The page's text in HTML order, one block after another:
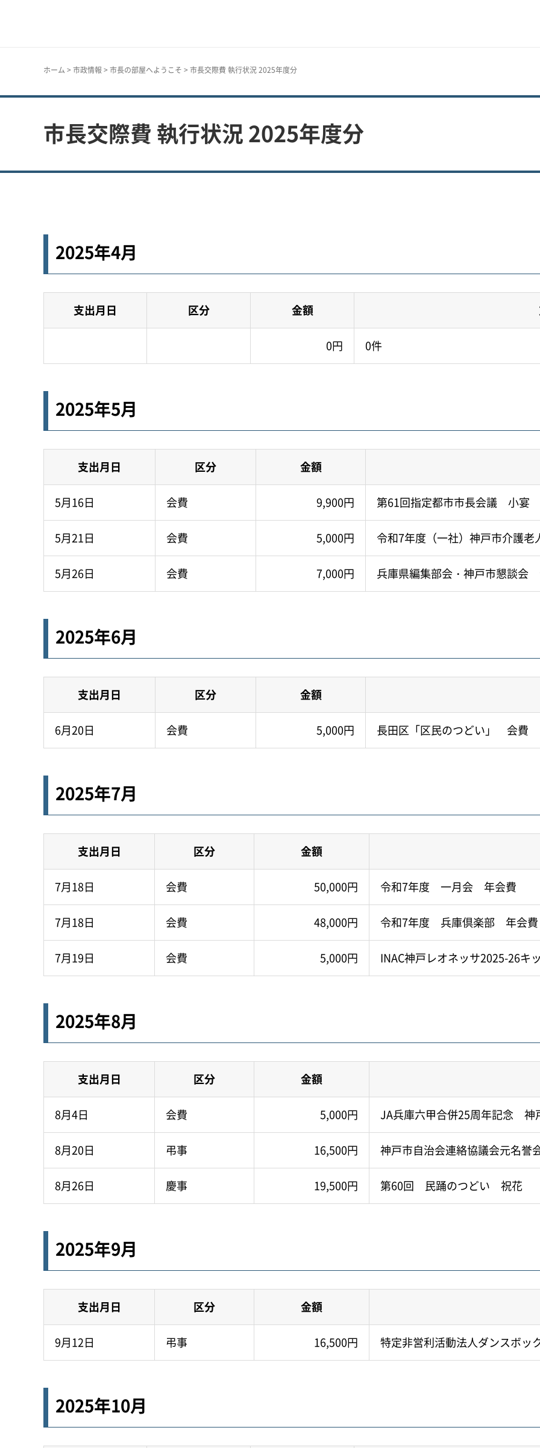
ホーム > 市政情報 > 市長の部屋へようこそ > 市長交際費 執行状況 2025年度分
市長交際費 執行状況 2025年度分
2025年4月
支出月日 区分 金額
0円 0件
2025年5月
支出月日 区分 金額
5月16日 会費 9,900円 第61回指定都市市長会議 小宴
5月21日 会費 5,000円 令和7年度（一社）神戸市介護
5月26日 会費 7,000円 兵庫県編集部会・神戸市懇談会
2025年6月
支出月日 区分 金額
6月20日 会費 5,000円 長田区「区民のつどい」 会費
2025年7月
支出月日 区分 金額
7月18日 会費 50,000円 令和7年度 一月会 年会費
7月18日 会費 48,000円 令和7年度 兵庫倶楽部 年会費
7月19日 会費 5,000円 INAC神戸レオネッサ2025-26
2025年8月
支出月日 区分 金額
8月4日 会費 5,000円 JA兵庫六甲合併25周年記念
8月20日 弔事 16,500円 神戸市自治会連絡協議会元名
8月26日 慶事 19,500円 第60回 民踊のつどい 祝花
2025年9月
支出月日 区分 金額
9月12日 弔事 16,500円 特定非営利活動法人ダンスボ
2025年10月